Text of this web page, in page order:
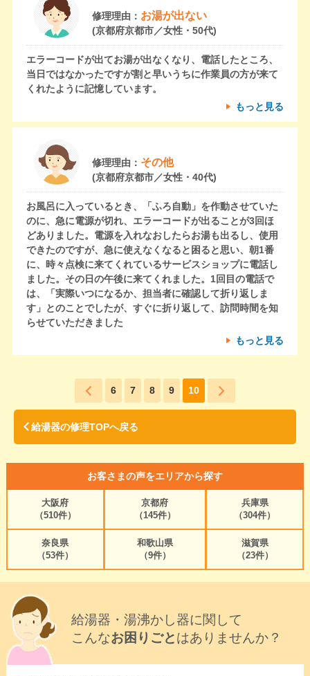
修理理由： お湯が出ない
(京都府京都市／女性・50代)
エラーコードが出てお湯が出なくなり、電話したところ、
当日ではなかったですが割と早いうちに作業員の方が来て
くれたように記憶しています。
もっと見る
修理理由： その他
(京都府京都市／女性・40代)
お風呂に入っているとき、「ふろ自動」を作動させていた
のに、急に電源が切れ、エラーコードが出ることが3回ほ
どありました。電源を入れなおしたらお湯も出るし、使用
できたのですが、急に使えなくなると困ると思い、朝1番
に、時々点検に来てくれているサービスショップに電話し
ました。その日の午後に来てくれました。1回目の電話で
は、「実際いつになるか、担当者に確認して折り返しま
す」とのことでしたが、すぐに折り返して、訪問時間を知
らせていただきました
もっと見る
6 7 8 9 10
給湯器の修理TOPへ戻る
お客さまの声をエリアから探す
大阪府
（510件）
京都府
（145件）
兵庫県
（304件）
奈良県
（53件）
和歌山県
（9件）
滋賀県
（23件）
給湯器・湯沸かし器に関して
こんなお困りごとはありませんか？